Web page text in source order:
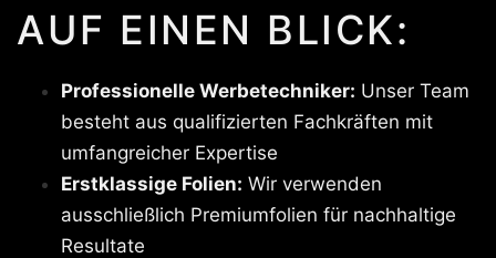
AUF EINEN BLICK:
Professionelle Werbetechniker: Unser Team
besteht aus qualifizierten Fachkräften mit
umfangreicher Expertise
Erstklassige Folien: Wir verwenden
ausschließlich Premiumfolien für nachhaltige
Resultate